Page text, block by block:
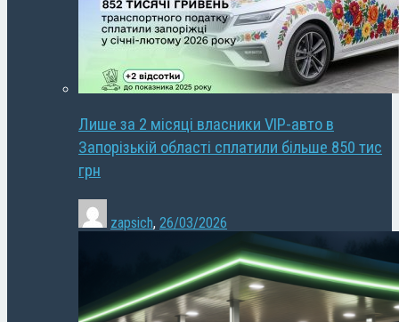
Лише за 2 місяці власники VIP-авто в
Запорізькій області сплатили більше 850 тис
грн
zapsich, 26/03/2026